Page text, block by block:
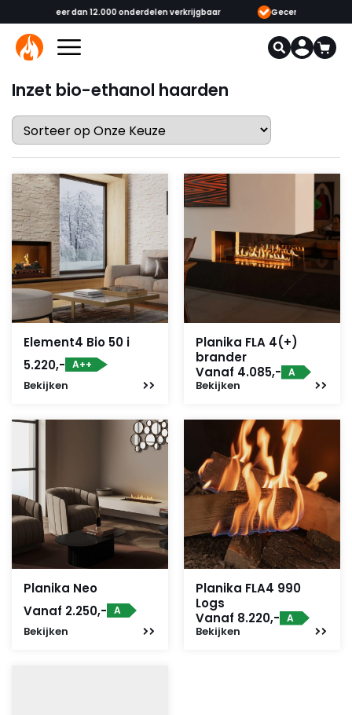
verkrijgbaar Gecertificeerde opgeleide adviseurs &
Inzet bio-ethanol haarden
Element4 Bio 50 i
5.220,- A++
Bekijken
Planika FLA 4(+)
brander
Vanaf 4.085,- A
Bekijken
Planika Neo
Vanaf 2.250,- A
Bekijken
Planika FLA4 990
Logs
Vanaf 8.220,- A
Bekijken